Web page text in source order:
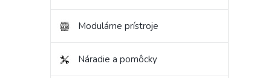
Modulárne prístroje
Náradie a pomôcky